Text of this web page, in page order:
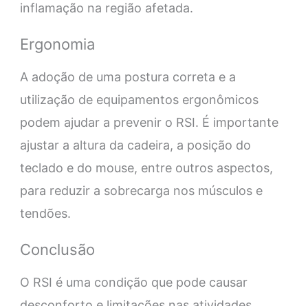
inflamação na região afetada.
Ergonomia
A adoção de uma postura correta e a
utilização de equipamentos ergonômicos
podem ajudar a prevenir o RSI. É importante
ajustar a altura da cadeira, a posição do
teclado e do mouse, entre outros aspectos,
para reduzir a sobrecarga nos músculos e
tendões.
Conclusão
O RSI é uma condição que pode causar